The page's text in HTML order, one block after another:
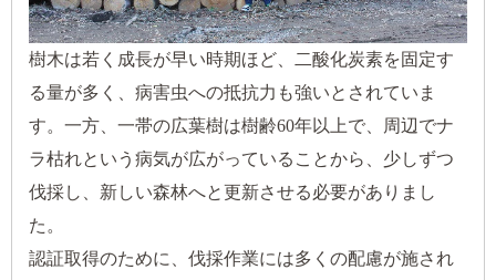
樹木は若く成長が早い時期ほど、二酸化炭素を固定す
る量が多く、病害虫への抵抗力も強いとされていま
す。一方、一帯の広葉樹は樹齢60年以上で、周辺でナ
ラ枯れという病気が広がっていることから、少しずつ
伐採し、新しい森林へと更新させる必要がありまし
た。
認証取得のために、伐採作業には多くの配慮が施され